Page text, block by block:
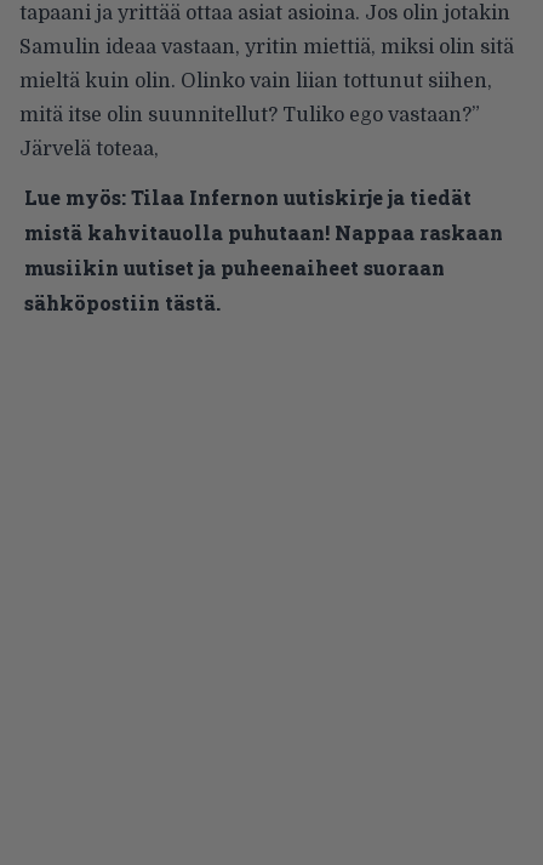
tapaani ja yrittää ottaa asiat asioina. Jos olin jotakin
Samulin ideaa vastaan, yritin miettiä, miksi olin sitä
mieltä kuin olin. Olinko vain liian tottunut siihen,
mitä itse olin suunnitellut? Tuliko ego vastaan?”
Järvelä toteaa,
Lue myös:Tilaa Infernon uutiskirje ja tiedät
mistä kahvitauolla puhutaan! Nappaa raskaan
musiikin uutiset ja puheenaiheet suoraan
sähköpostiin tästä.